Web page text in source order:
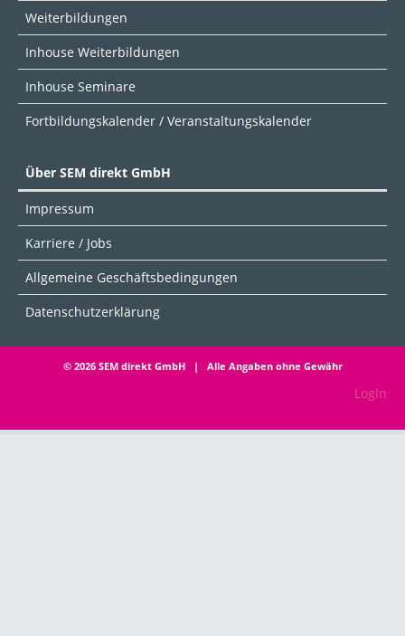
Weiterbildungen
Inhouse Weiterbildungen
Inhouse Seminare
Fortbildungskalender / Veranstaltungskalender
Über SEM direkt GmbH
Impressum
Karriere / Jobs
Allgemeine Geschäftsbedingungen
Datenschutzerklärung
© 2026 SEM direkt GmbH | Alle Angaben ohne Gewähr
LogIn